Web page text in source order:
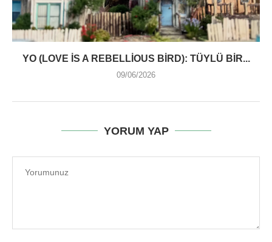
YO (LOVE IS A REBELLIOUS BIRD): TÜYLÜ BIR...
09/06/2026
YORUM YAP